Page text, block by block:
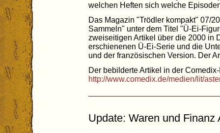
welchen Heften sich welche
Das Magazin "Trödler kompakt" 07/
Sammeln" unter dem Titel "Ü-Ei-
zweiseitigen Artikel über die 2000 in
erschienenen Ü-Ei-Serie und die
und der französischen Version. Der
Der bebilderte Artikel in der
http://www.comedix.de/medien/lit/
Update: Waren und